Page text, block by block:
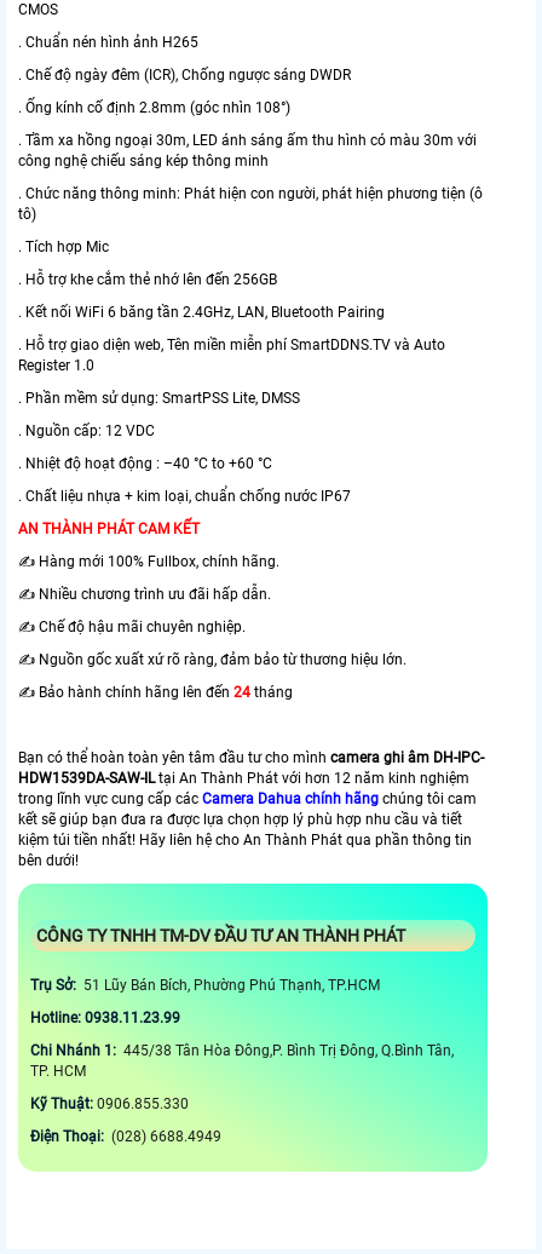
CMOS
. Chuẩn nén hình ảnh H265
. Chế độ ngày đêm (ICR), Chống ngược sáng DWDR
. Ống kính cố định 2.8mm (góc nhìn 108°)
. Tầm xa hồng ngoại 30m, LED ánh sáng ấm thu hình có màu 30m với
công nghệ chiếu sáng kép thông minh
. Chức năng thông minh: Phát hiện con người, phát hiện phương tiện (ô
tô)
. Tích hợp Mic
. Hỗ trợ khe cắm thẻ nhớ lên đến 256GB
. Kết nối WiFi 6 băng tần 2.4GHz, LAN, Bluetooth Pairing
. Hỗ trợ giao diện web, Tên miền miễn phí SmartDDNS.TV và Auto
Register 1.0
. Phần mềm sử dụng: SmartPSS Lite, DMSS
. Nguồn cấp: 12 VDC
. Nhiệt độ hoạt động : –40 °C to +60 °C
. Chất liệu nhựa + kim loại, chuẩn chống nước IP67
AN THÀNH PHÁT CAM KẾT
✍️ Hàng mới 100% Fullbox, chính hãng.
✍️ Nhiều chương trình ưu đãi hấp dẫn.
✍️ Chế độ hậu mãi chuyên nghiệp.
✍️ Nguồn gốc xuất xứ rõ ràng, đảm bảo từ thương hiệu lớn.
✍️ Bảo hành chính hãng lên đến 24 tháng
Bạn có thể hoàn toàn yên tâm đầu tư cho mình camera ghi âm DH-IPC-
HDW1539DA-SAW-ILtại An Thành Phát với hơn 12 năm kinh nghiệm
trong lĩnh vực cung cấp các Camera Dahua chính hãng chúng tôi cam
kết sẽ giúp bạn đưa ra được lựa chọn hợp lý phù hợp nhu cầu và tiết
kiệm túi tiền nhất! Hãy liên hệ cho An Thành Phát qua phần thông tin
bên dưới!
CÔNG TY TNHH TM-DV ĐẦU TƯ AN THÀNH PHÁT
Trụ Sở: 51 Lũy Bán Bích, Phường Phú Thạnh, TP.HCM
Hotline: 0938.11.23.99
Chi Nhánh 1: 445/38 Tân Hòa Đông,P. Bình Trị Đông, Q.Bình Tân,
TP. HCM
Kỹ Thuật: 0906.855.330
Điện Thoại: (028) 6688.4949